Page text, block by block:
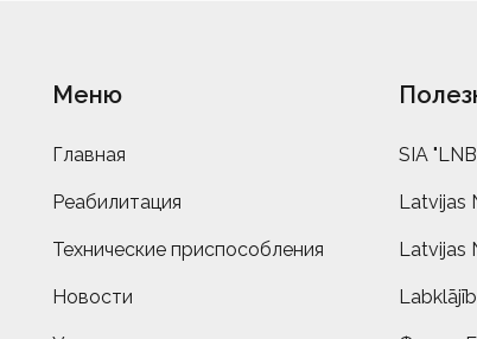
Меню
Главная
Реабилитация
Технические приспособления
Новости
SIA
Latvijas
Latvijas